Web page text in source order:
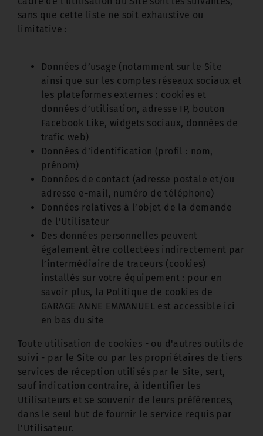
sans que cette liste ne soit exhaustive ou
limitative :
Données d’usage (notamment sur le Site
ainsi que sur les comptes réseaux sociaux et
les plateformes externes : cookies et
données d’utilisation, adresse IP, bouton
Facebook Like, widgets sociaux, données de
trafic web)
Données d’identification (profil : nom,
prénom)
Données de contact (adresse postale et/ou
adresse e-mail, numéro de téléphone)
Données relatives à l’objet de la demande
de l’Utilisateur
Des données personnelles peuvent
également être collectées indirectement par
l’intermédiaire de traceurs (cookies)
installés sur votre équipement : pour en
savoir plus, la Politique de cookies de
GARAGE ANNE EMMANUEL est accessible ici
en bas du site
Toute utilisation de cookies - ou d'autres outils de
suivi - par le Site ou par les propriétaires de tiers
services de réception utilisés par le Site, sert,
sauf indication contraire, à identifier les
Utilisateurs et se souvenir de leurs préférences,
dans le seul but de fournir le service requis par
l'Utilisateur.